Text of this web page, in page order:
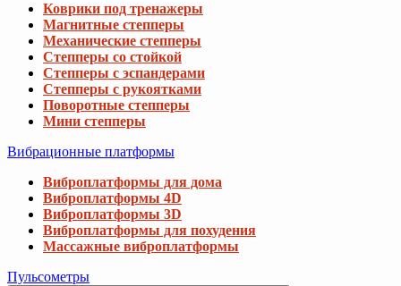
Коврики под тренажеры
Магнитные степперы
Механические степперы
Степперы со стойкой
Степперы с эспандерами
Степперы с рукоятками
Поворотные степперы
Мини степперы
Вибрационные платформы
Виброплатформы для дома
Виброплатформы 4D
Виброплатформы 3D
Виброплатформы для похудения
Массажные виброплатформы
Пульсометры